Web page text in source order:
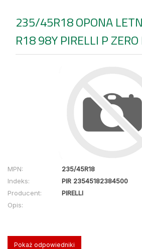
235/45R18OPONA
R18 98Y PIRELLI P ZERO
MPN:
235/45R18
Indeks:
PIR 23545182384500
Producent:
PIRELLI
Opis:
Pokaż odpowiedniki